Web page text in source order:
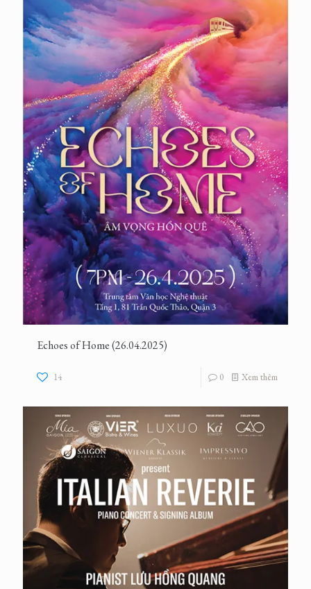
Echoes of Home (26.04.2025)
14 0 Xem thêm